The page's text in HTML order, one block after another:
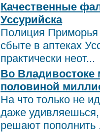
Качественные
Уссурийска
Полиция Приморья
сбыте в аптеках
практически неот...
Во Владивостоке
половиной
На что только не
даже
решают пополнить